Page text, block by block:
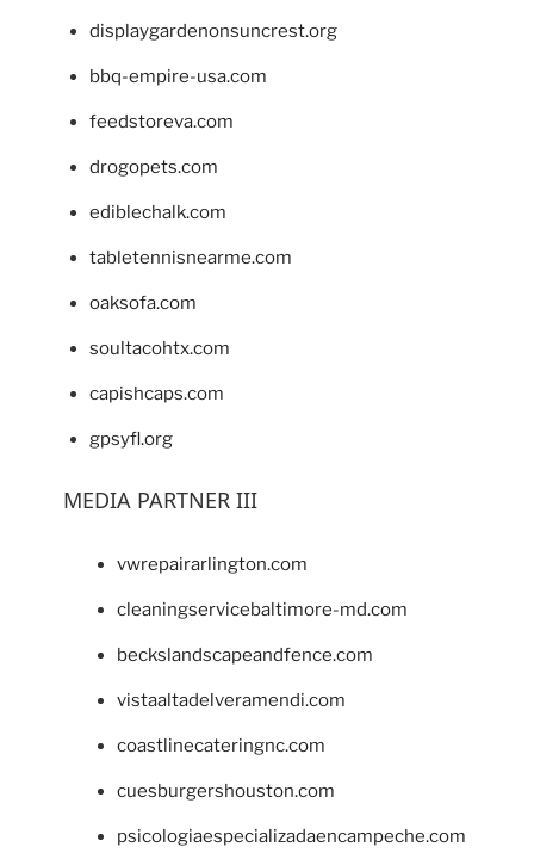
displaygardenonsuncrest.org
bbq-empire-usa.com
feedstoreva.com
drogopets.com
ediblechalk.com
tabletennisnearme.com
oaksofa.com
soultacohtx.com
capishcaps.com
gpsyfl.org
MEDIA PARTNER III
vwrepairarlington.com
cleaningservicebaltimore-md.com
beckslandscapeandfence.com
vistaaltadelveramendi.com
coastlinecateringnc.com
cuesburgershouston.com
psicologiaespecializadaencampeche.com